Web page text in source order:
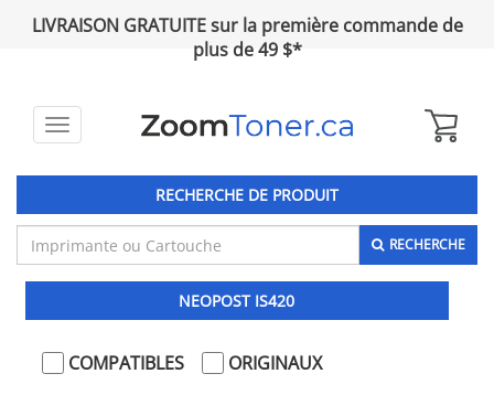
LIVRAISON GRATUITE sur la première commande de
plus de 49 $*
Toggle
RECHERCHE DE PRODUIT
RECHERCHE
NEOPOST IS420
COMPATIBLES ORIGINAUX